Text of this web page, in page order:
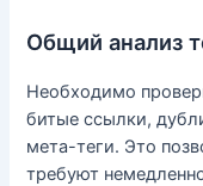
Общий анализ
Необходимо
битые ссылки,
мета-теги. Это
требуют